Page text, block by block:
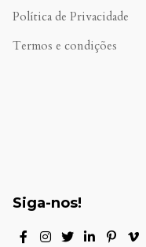
Política de Privacidade
Termos e condições
Siga-nos!